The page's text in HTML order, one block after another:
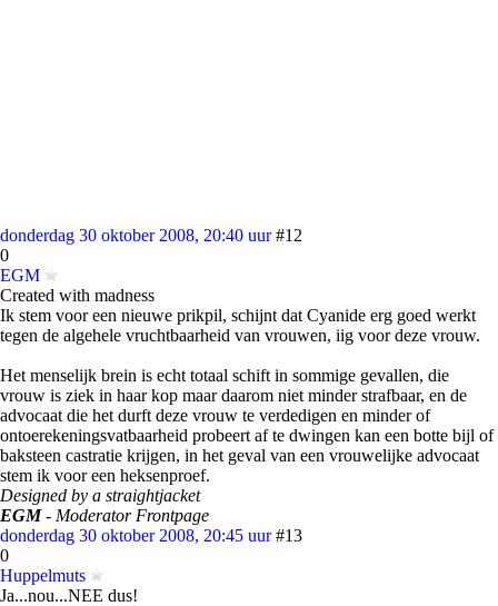
donderdag 30 oktober 2008, 20:40 uur #12
0
EGM
Created with madness
Ik stem voor een nieuwe prikpil, schijnt dat Cyanide erg goed werkt
tegen de algehele vruchtbaarheid van vrouwen, iig voor deze vrouw.
Het menselijk brein is echt totaal schift in sommige gevallen, die
vrouw is ziek in haar kop maar daarom niet minder strafbaar, en de
advocaat die het durft deze vrouw te verdedigen en minder of
ontoerekeningsvatbaarheid probeert af te dwingen kan een botte bijl of
baksteen castratie krijgen, in het geval van een vrouwelijke advocaat
stem ik voor een heksenproef.
Designed by a straightjacket
EGM- Moderator Frontpage
donderdag 30 oktober 2008, 20:45 uur #13
0
Huppelmuts
Ja...nou...NEE dus!